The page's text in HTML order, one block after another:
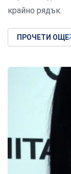
крайно рядък.
ПРОЧЕТИ ОЩЕ